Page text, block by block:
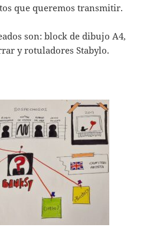
que queremos transmitir.
son: block de dibujo A4,
y rotuladores Stabylo.